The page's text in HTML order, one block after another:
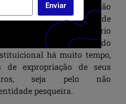
submetida a população
casos mais concretos de
Porém é necessário
já vem sofrendo
há muito tempo,
de expropriação de seus
seja pelo não
pesqueira.
Enviar